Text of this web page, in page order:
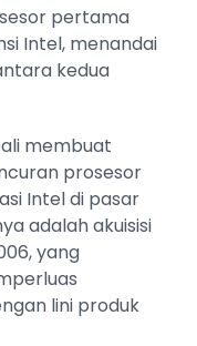
pertama
Intel, menandai
kedua
membuat
prosesor
Intel di pasar
adalah akuisisi
yang
lini produk